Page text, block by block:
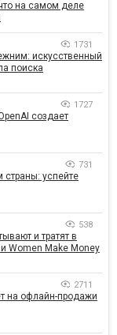
на самом деле
1731
искусственный
поиска
1727
создает
731
успейте
538
и тратят в
Women Make Money
2711
на офлайн-продажи